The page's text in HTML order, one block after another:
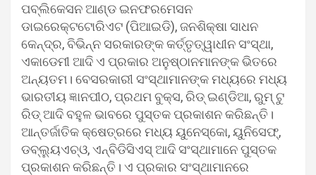
ପବ୍ଲିକେସନ ଆଣ୍ଡ ଇନଫରମେସନ
ଡାଇରେକ୍ଟଟୋରିଏଟ (ପିଆଇଡି), ଜନଶିକ୍ଷା ସାଧନ
କେନ୍ଦ୍ର, ବିଭିନ୍ନ ସରକାରଙ୍କ କର୍ତ୍ତୃତ୍ୱାଧୀନ ସଂସ୍ଥା,
ଏକାଡେମୀ ଆଦି ଏ ପ୍ରକାର ଅନୁଷ୍ଠାନମାନଙ୍କ ଭିତରେ
ଅନ୍ୟତମ। ବେସରକାରୀ ସଂସ୍ଥାମାନଙ୍କ ମଧ୍ୟରେ ମଧ୍ୟ
ଭାରତୀୟ ଜ୍ଞାନପୀଠ, ପ୍ରଥମ ବୁକ୍‌ସ, ରିଡ୍ ଇଣ୍ଡିଆ, ରୁମ୍ ଟୁ
ରିଡ୍ ଆଦି ବହୁଳ ଭାବରେ ପୁସ୍ତକ ପ୍ରକାଶନ କରିଛନ୍ତି।
ଆନ୍ତର୍ଜାତିକ କ୍ଷେତ୍ରରେ ମଧ୍ୟ ୟୁନେସ୍କୋ, ୟୁନିସେଫ୍‌,
ଡବ୍ଲ୍ୟୁଏଚ୍‌ଓ, ଏନ୍‌ବିଡିସିଏସ୍ ଆଦି ସଂସ୍ଥାମାନେ ପୁସ୍ତକ
ପ୍ରକାଶନ କରିଛନ୍ତି। ଏ ପ୍ରକାର ସଂସ୍ଥାମାନରେ